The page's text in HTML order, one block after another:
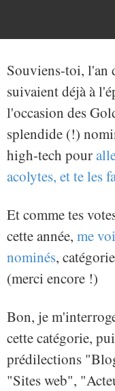
Souviens-toi, l'an
suivaient déjà à
l'occasion des
splendide (!)
high-tech pour
acolytes, et te les
Et comme tes
cette année, me
nominés,
(merci encore !)
Bon, je
cette catégorie,
prédilections
"Sites web",